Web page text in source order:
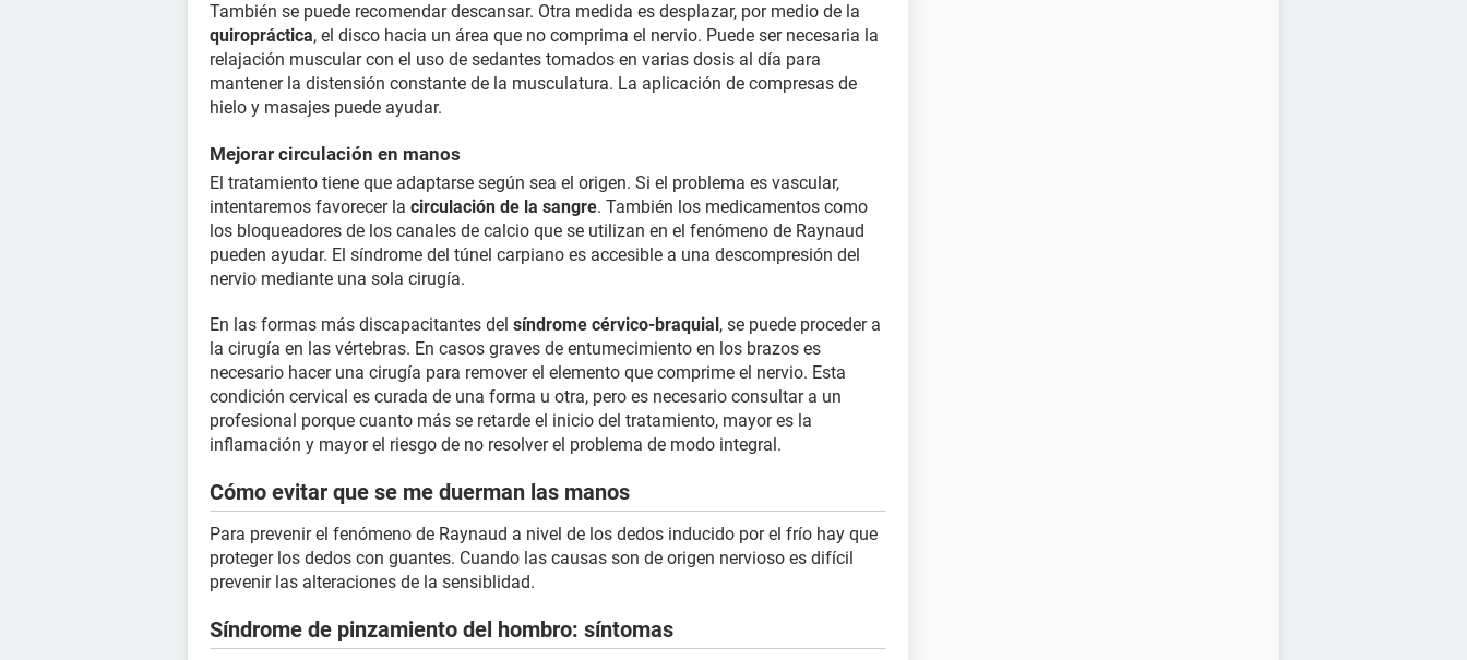
También se puede recomendar descansar. Otra medida es desplazar, por medio de la
quiropráctica, el disco hacia un área que no comprima el nervio. Puede ser necesaria la
relajación muscular con el uso de sedantes tomados en varias dosis al día para
mantener la distensión constante de la musculatura. La aplicación de compresas de
hielo y masajes puede ayudar.
Mejorar circulación en manos
El tratamiento tiene que adaptarse según sea el origen. Si el problema es vascular,
intentaremos favorecer la circulación de la sangre. También los medicamentos como
los bloqueadores de los canales de calcio que se utilizan en el fenómeno de Raynaud
pueden ayudar. El síndrome del túnel carpiano es accesible a una descompresión del
nervio mediante una sola cirugía.
En las formas más discapacitantes del síndrome cérvico-braquial, se puede proceder a
la cirugía en las vértebras. En casos graves de entumecimiento en los brazos es
necesario hacer una cirugía para remover el elemento que comprime el nervio. Esta
condición cervical es curada de una forma u otra, pero es necesario consultar a un
profesional porque cuanto más se retarde el inicio del tratamiento, mayor es la
inflamación y mayor el riesgo de no resolver el problema de modo integral.
Cómo evitar que se me duerman las manos
Para prevenir el fenómeno de Raynaud a nivel de los dedos inducido por el frío hay que
proteger los dedos con guantes. Cuando las causas son de origen nervioso es difícil
prevenir las alteraciones de la sensiblidad.
Síndrome de pinzamiento del hombro: síntomas